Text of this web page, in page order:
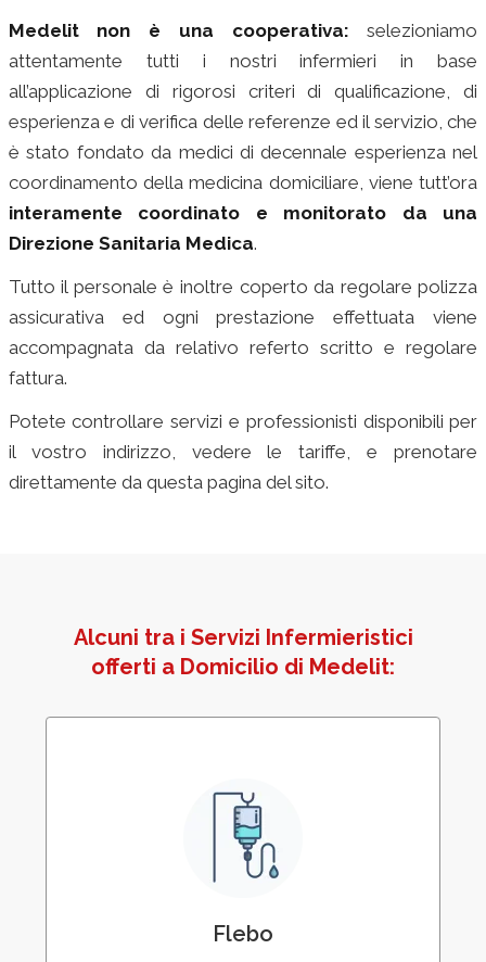
Medelit non è una cooperativa:selezioniamo
attentamente tutti i nostri infermieri in base
all’applicazione di rigorosi criteri di qualificazione, di
esperienza e di verifica delle referenze ed il servizio, che
è stato fondato da medici di decennale esperienza nel
coordinamento della medicina domiciliare, viene tutt’ora
interamente coordinato e monitorato da una
Direzione Sanitaria Medica.
Tutto il personale è inoltre coperto da regolare polizza
assicurativa ed ogni prestazione effettuata viene
accompagnata da relativo referto scritto e regolare
fattura.
Potete controllare servizi e professionisti disponibili per
il vostro indirizzo, vedere le tariffe, e prenotare
direttamente da questa pagina del sito.
Alcuni tra i Servizi Infermieristici
offerti a Domicilio di Medelit:
Flebo
Somministrazione Flebo – Terapia
Endovenosa